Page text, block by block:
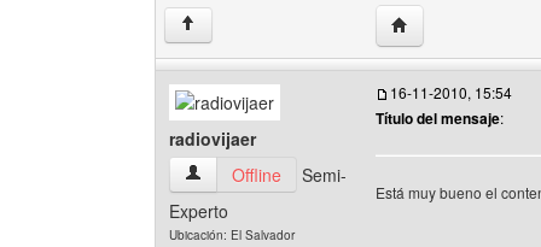
↑ Visitar sitio web
radiovijaer
radiovijaer Ver perfil del usuario
Offline
Semi-
Experto
Ubicación: El Salvador
16-11-2010, 15:54
Título del mensaje:
Está muy bueno el